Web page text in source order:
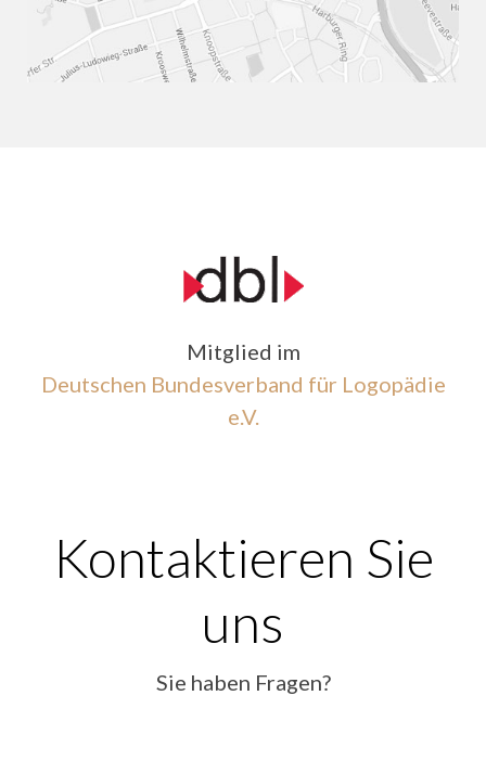
Mitglied im
Deutschen Bundesverband für Logopädie
e.V.
Kontaktieren Sie
uns
Sie haben Fragen?